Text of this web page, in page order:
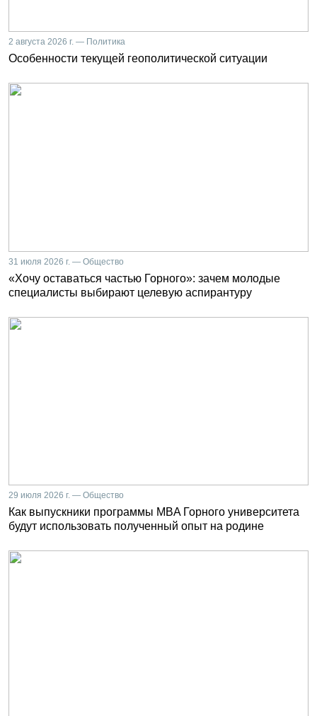
2 августа 2026 г. — Политика
Особенности текущей геополитической ситуации
31 июля 2026 г. — Общество
«Хочу оставаться частью Горного»: зачем молодые
специалисты выбирают целевую аспирантуру
29 июля 2026 г. — Общество
Как выпускники программы MBA Горного университета
будут использовать полученный опыт на родине